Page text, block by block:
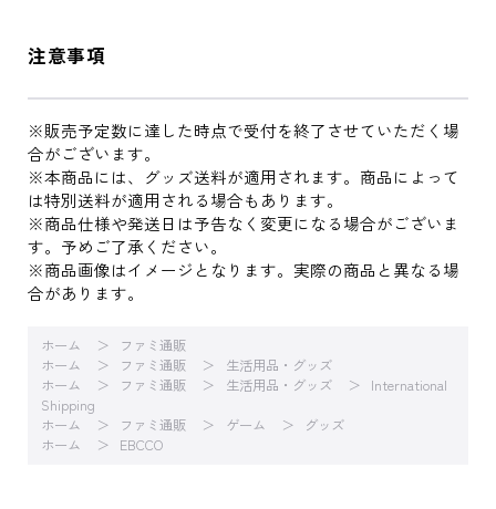
注意事項
※販売予定数に達した時点で受付を終了させていただく場
合がございます。
※本商品には、グッズ送料が適用されます。商品によって
は特別送料が適用される場合もあります。
※商品仕様や発送日は予告なく変更になる場合がございま
す。予めご了承ください。
※商品画像はイメージとなります。実際の商品と異なる場
合があります。
ホーム
ファミ通販
ホーム
ファミ通販
生活用品・グッズ
ホーム
ファミ通販 生活用品・グッズ
International
Shipping
ホーム
ファミ通販 ゲーム
グッズ
ホーム
EBCCO